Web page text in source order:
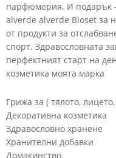
парфюмерия. И подарък
alverde alverde Bioset за
от продукти за
спорт. Здравословната
перфектният старт на
козметика моята марка
Грижа за ( тялото,
Декоративна козметика
Здравословно хранене
Хранителни добавки
Домакинство